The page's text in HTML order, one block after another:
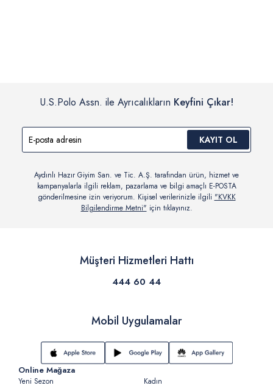
U.S.Polo Assn. ile Ayrıcalıkların Keyfini Çıkar!
KAYIT OL
Aydınlı Hazır Giyim San. ve Tic. A.Ş. tarafından ürün, hizmet ve
kampanyalarla ilgili reklam, pazarlama ve bilgi amaçlı E-POSTA
gönderilmesine izin veriyorum. Kişisel verilerinizle ilgili "KVKK
Bilgilendirme Metni" için tıklayınız.
Müşteri Hizmetleri Hattı
444 60 44
Mobil Uygulamalar
Online Mağaza
Yeni Sezon
Kadın